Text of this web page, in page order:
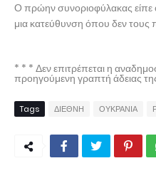
Ο πρώην συνοριοφύλακας είπε
μια κατεύθυνση όπου δεν τους
* * * Δεν επιτρέπεται η
προηγούμενη γραπτή άδειας
Tags ΔΙΕΘΝΗ ΟΥΚΡΑΝΙΑ